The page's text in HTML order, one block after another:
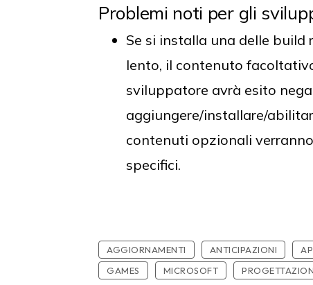
Problemi noti per gli
Se si installa una delle build
lento, il contenuto
sviluppatore avrà esito
aggiungere/installare/
contenuti opzionali
specifici.
AGGIORNAMENTI ANTICIPAZIONI
GAMES
MICROSOFT